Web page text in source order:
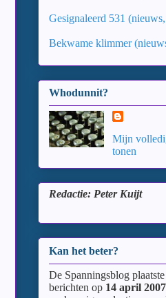
Gesignaleerd 531
Bekwame klimmer
Whodunnit?
Mijn
tonen
Redactie: Peter Kuijt
Kan het beter?
De Spanningsblog plaatste
berichten op 14 april 2007